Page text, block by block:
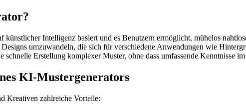
künstlicher Intelligenz basiert und es Benutzern ermöglicht, mühelos
umzuwandeln, die sich für verschiedene Anwendungen wie
schnelle Erstellung komplexer Muster, ohne dass umfassende Kenntnisse
KI-Mustergenerators
Kreativen zahlreiche Vorteile: